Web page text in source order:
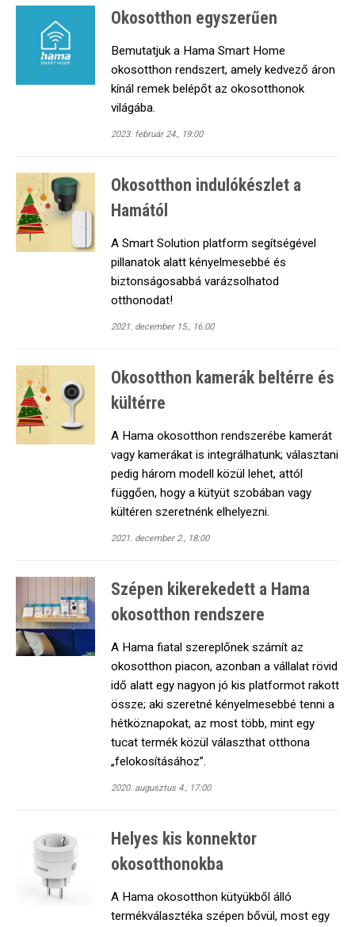
Okosotthon egyszerűen
Bemutatjuk a Hama Smart Home
okosotthon rendszert, amely kedvező áron
kínál remek belépőt az okosotthonok
világába.
2023. február 24., 19:00
Okosotthon indulókészlet a
Hamától
A Smart Solution platform segítségével
pillanatok alatt kényelmesebbé és
biztonságosabbá varázsolhatod
otthonodat!
2021. december 15., 16:00
Okosotthon kamerák beltérre és
kültérre
A Hama okosotthon rendszerébe kamerát
vagy kamerákat is integrálhatunk; választani
pedig három modell közül lehet, attól
függően, hogy a kütyüt szobában vagy
kültéren szeretnénk elhelyezni.
2021. december 2., 18:00
Szépen kikerekedett a Hama
okosotthon rendszere
A Hama fiatal szereplőnek számít az
okosotthon piacon, azonban a vállalat rövid
idő alatt egy nagyon jó kis platformot rakott
össze; aki szeretné kényelmesebbé tenni a
hétköznapokat, az most több, mint egy
tucat termék közül választhat otthona
„felokosításához”.
2020. augusztus 4., 17:00
Helyes kis konnektor
okosotthonokba
A Hama okosotthon kütyükből álló
termékválasztéka szépen bővül, most egy